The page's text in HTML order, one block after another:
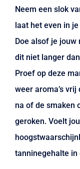
Neem een slok
laat het even in
Doe alsof je jouw
dit niet langer
Proef op deze
weer aroma’s
na of de smaken
geroken. Voelt
tanninegehalte in